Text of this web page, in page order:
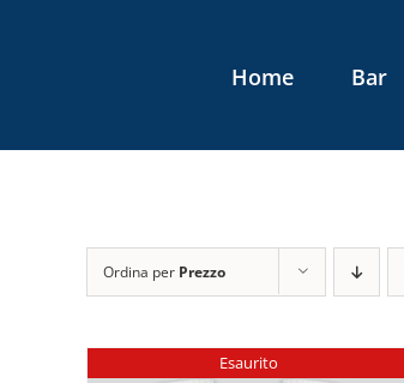
Home Bar
Ordina per Prezzo
Esaurito